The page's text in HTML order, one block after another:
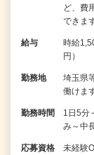
ど、費
できま
給与
時給
円）
勤務地
埼玉県
働けま
勤務時間
1日5分
み～中
応募資格
未経験